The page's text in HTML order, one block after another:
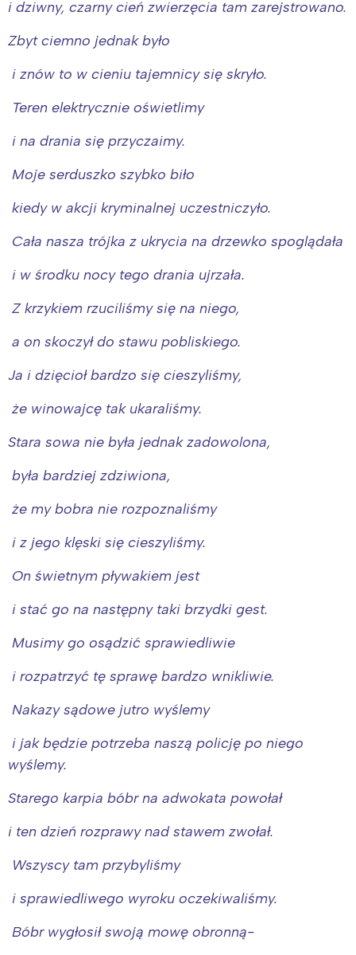
i dziwny, czarny cień zwierzęcia tam zarejstrowano.
Zbyt ciemno jednak było
i znów to w cieniu tajemnicy się skryło.
Teren elektrycznie oświetlimy
i na drania się przyczaimy.
Moje serduszko szybko biło
kiedy w akcji kryminalnej uczestniczyło.
Cała nasza trójka z ukrycia na drzewko spoglądała
i w środku nocy tego drania ujrzała.
Z krzykiem rzuciliśmy się na niego,
a on skoczył do stawu pobliskiego.
Ja i dzięcioł bardzo się cieszyliśmy,
że winowajcę tak ukaraliśmy.
Stara sowa nie była jednak zadowolona,
była bardziej zdziwiona,
że my bobra nie rozpoznaliśmy
i z jego klęski się cieszyliśmy.
On świetnym pływakiem jest
i stać go na następny taki brzydki gest.
Musimy go osądzić sprawiedliwie
i rozpatrzyć tę sprawę bardzo wnikliwie.
Nakazy sądowe jutro wyślemy
i jak będzie potrzeba naszą policję po niego
wyślemy.
Starego karpia bóbr na adwokata powołał
i ten dzień rozprawy nad stawem zwołał.
Wszyscy tam przybyliśmy
i sprawiedliwego wyroku oczekiwaliśmy.
Bóbr wygłosił swoją mowę obronną-